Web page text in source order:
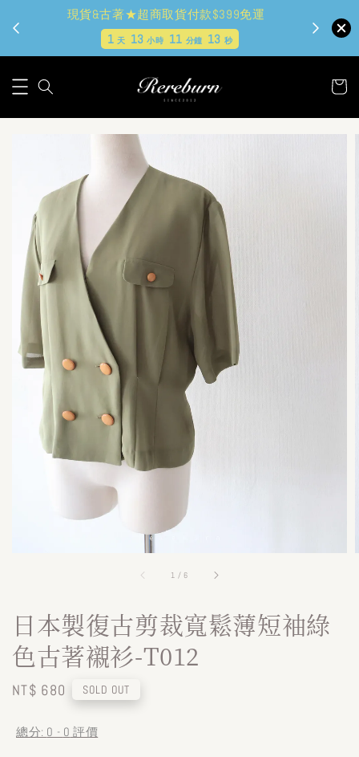
現貨&古著★超商取貨付款$399免運
1天 13小時 11 分鐘 12 秒
1 / 6
日本製復古剪裁寬鬆薄短袖綠
色古著襯衫-T012
Regular
NT$ 680 SOLD OUT
總分: 0 - 0 評價